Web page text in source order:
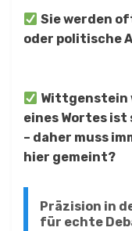
Sie werden
oder politische
Wittgenstein
eines Wortes ist
– daher muss
hier gemeint?
Präzision in
für echte